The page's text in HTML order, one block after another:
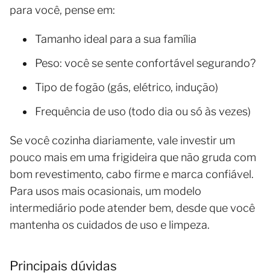
para você, pense em:
Tamanho ideal para a sua família
Peso: você se sente confortável segurando?
Tipo de fogão (gás, elétrico, indução)
Frequência de uso (todo dia ou só às vezes)
Se você cozinha diariamente, vale investir um
pouco mais em uma frigideira que não gruda com
bom revestimento, cabo firme e marca confiável.
Para usos mais ocasionais, um modelo
intermediário pode atender bem, desde que você
mantenha os cuidados de uso e limpeza.
Principais dúvidas